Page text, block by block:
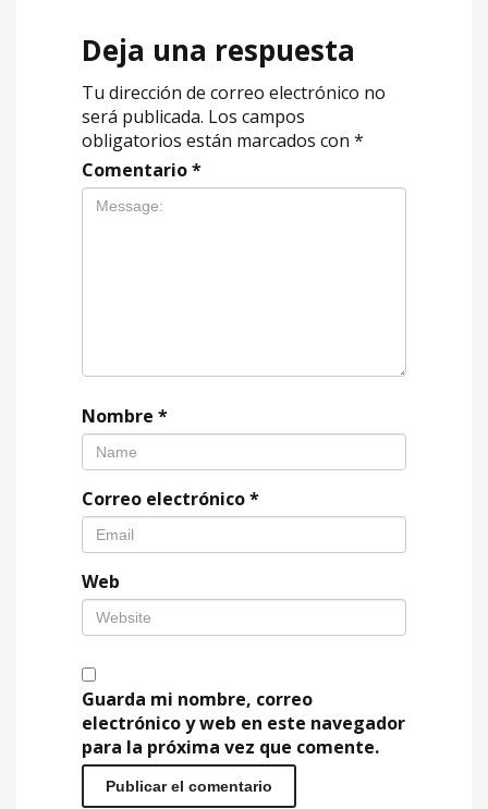
Deja una respuesta
Tu dirección de correo electrónico no
será publicada. Los campos
obligatorios están marcados con *
Comentario*
Nombre *
Correo electrónico*
Web
Guarda mi nombre, correo
electrónico y web en este navegador
para la próxima vez que comente.